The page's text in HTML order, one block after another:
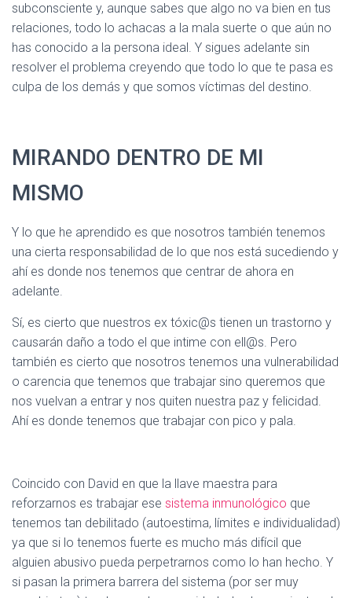
subconsciente y, aunque sabes que algo no va bien en tus
relaciones, todo lo achacas a la mala suerte o que aún no
has conocido a la persona ideal. Y sigues adelante sin
resolver el problema creyendo que todo lo que te pasa es
culpa de los demás y que somos víctimas del destino.
MIRANDO DENTRO DE MI
MISMO
Y lo que he aprendido es que nosotros también tenemos
una cierta responsabilidad de lo que nos está sucediendo y
ahí es donde nos tenemos que centrar de ahora en
adelante.
Sí, es cierto que nuestros ex tóxic@s tienen un trastorno y
causarán daño a todo el que intime con ell@s. Pero
también es cierto que nosotros tenemos una vulnerabilidad
o carencia que tenemos que trabajar sino queremos que
nos vuelvan a entrar y nos quiten nuestra paz y felicidad.
Ahí es donde tenemos que trabajar con pico y pala.
Coincido con David en que la llave maestra para
reforzarnos es trabajar ese sistema inmunológico que
tenemos tan debilitado (autoestima, límites e individualidad)
ya que si lo tenemos fuerte es mucho más difícil que
alguien abusivo pueda perpetrarnos como lo han hecho. Y
si pasan la primera barrera del sistema (por ser muy